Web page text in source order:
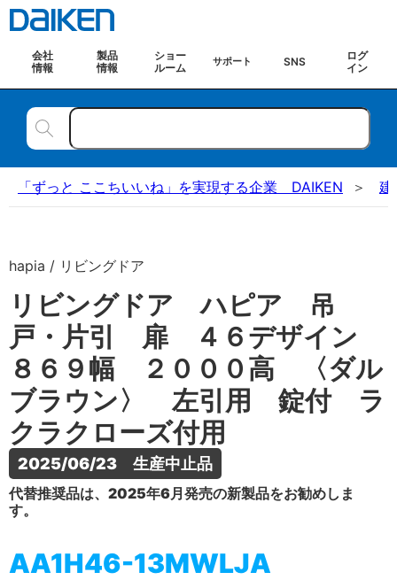
会社
情報
製品
情報
ショー
ルーム
サポート SNS
ログ
イン
「ずっと ここちいいね」を実現する企業 DAIKEN 建
hapia / リビングドア
リビングドア ハピア 吊
戸・片引 扉 ４６デザイン
８６９幅 ２０００高 〈ダル
ブラウン〉 左引用 錠付 ラ
クラクローズ付用
2025/06/23　生産中止品
代替推奨品は、2025年6月発売の新製品をお勧めしま
す。
AA1H46-13MWLJA